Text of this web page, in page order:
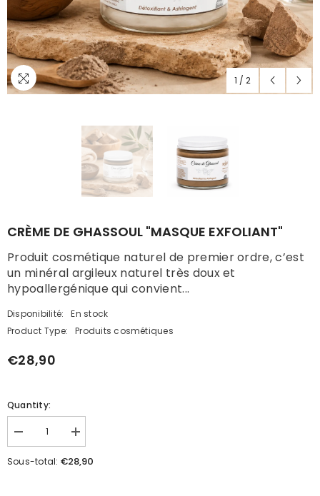
1 / 2
CRÈME DE GHASSOUL "MASQUE EXFOLIANT"
Produit cosmétique naturel de premier ordre, c’est
un minéral argileux naturel très doux et
hypoallergénique qui convient...
Disponibilité:
En stock
Product Type:
Produits cosmétiques
€28,90
Quantity:
Réduire
la
quantité
Augmenter
la
quantité
de
Sous-total: €28,90